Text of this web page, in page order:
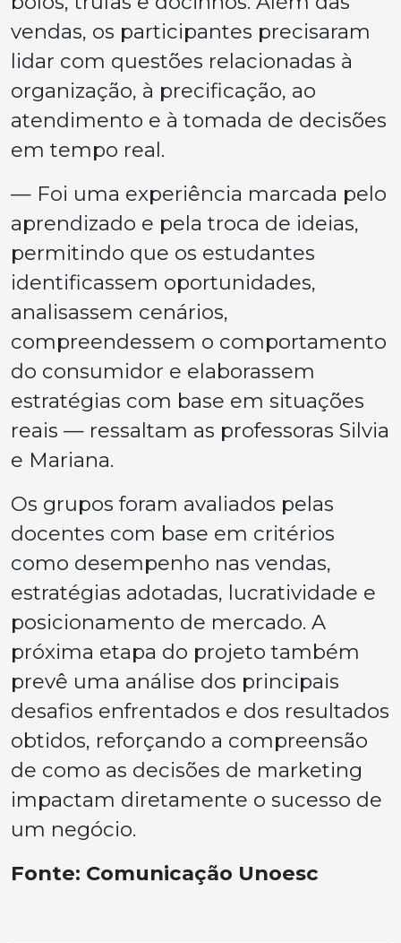
vendas, os participantes precisaram
lidar com questões relacionadas à
organização, à precificação, ao
atendimento e à tomada de decisões
em tempo real.
— Foi uma experiência marcada pelo
aprendizado e pela troca de ideias,
permitindo que os estudantes
identificassem oportunidades,
analisassem cenários,
compreendessem o comportamento
do consumidor e elaborassem
estratégias com base em situações
reais — ressaltam as professoras Silvia
e Mariana.
Os grupos foram avaliados pelas
docentes com base em critérios
como desempenho nas vendas,
estratégias adotadas, lucratividade e
posicionamento de mercado. A
próxima etapa do projeto também
prevê uma análise dos principais
desafios enfrentados e dos resultados
obtidos, reforçando a compreensão
de como as decisões de marketing
impactam diretamente o sucesso de
um negócio.
Fonte: Comunicação Unoesc